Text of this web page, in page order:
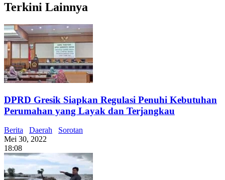
Terkini Lainnya
DPRD Gresik Siapkan Regulasi Penuhi Kebutuhan
Perumahan yang Layak dan Terjangkau
Berita Daerah
Sorotan
Mei 30, 2022
18:08